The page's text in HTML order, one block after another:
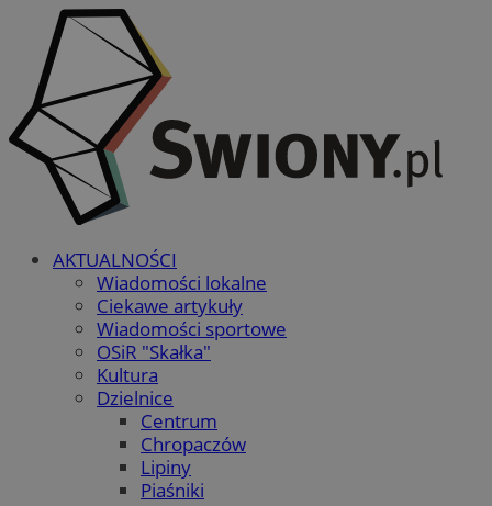
AKTUALNOŚCI
Wiadomości lokalne
Ciekawe artykuły
Wiadomości sportowe
OSiR "Skałka"
Kultura
Dzielnice
Centrum
Chropaczów
Lipiny
Piaśniki